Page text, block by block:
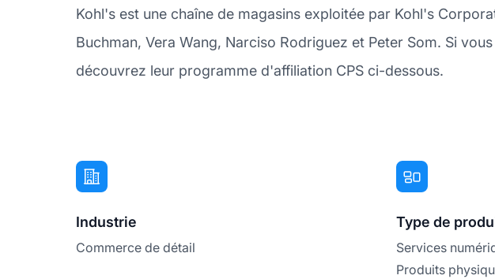
Kohl's est une chaîne de magasins exploitée par Kohl's
Buchman, Vera Wang, Narciso Rodriguez et Peter Som. Si
découvrez leur programme d'affiliation CPS ci-dessous.
Industrie
Commerce de détail
Type de
Services
Produits